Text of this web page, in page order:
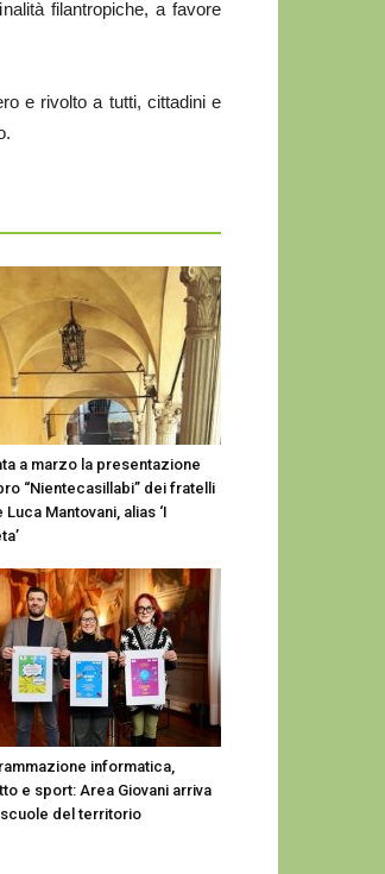
filantropiche, a favore
e rivolto a tutti, cittadini e
a marzo la presentazione
“Nientecasillabi” dei fratelli
Luca Mantovani, alias ‘I
informatica,
e sport: Area Giovani arriva
del territorio